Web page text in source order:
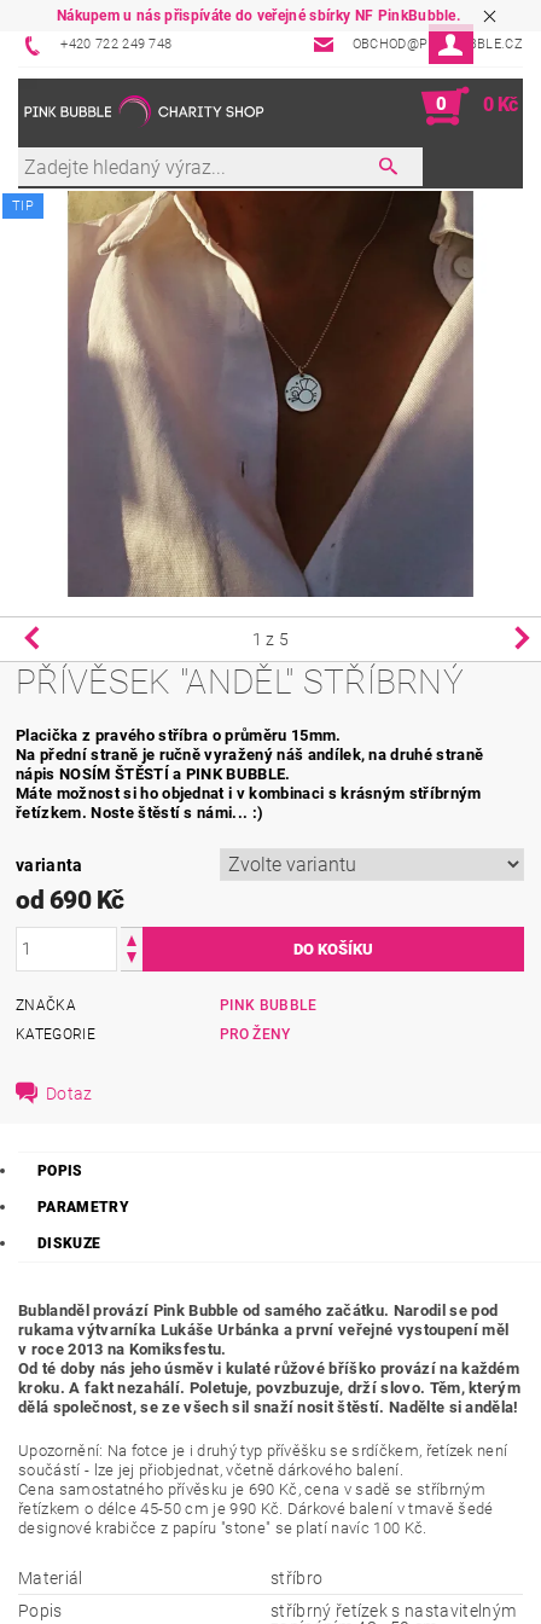
Nákupem u nás přispíváte do veřejné sbírky NF PinkBubble.
+420 722 249 748 OBCHOD@PINKBUBBLE.CZ
0 0 Kč
TIP
1 z 5
PŘÍVĚSEK "ANDĚL" STŘÍBRNÝ
Placička z pravého stříbra o průměru 15mm.
Na přední straně je ručně vyražený náš andílek, na druhé straně
nápis NOSÍM ŠTĚSTÍ a PINK BUBBLE.
Máte možnost si ho objednat i v kombinaci s krásným stříbrným
řetízkem. Noste štěstí s námi... :)
varianta
od 690 Kč
ZNAČKA
PINK BUBBLE
KATEGORIE
PRO ŽENY
Dotaz
POPIS
PARAMETRY
DISKUZE
Bublanděl provází Pink Bubble od samého začátku. Narodil se pod
rukama výtvarníka Lukáše Urbánka a první veřejné vystoupení měl
v roce 2013 na Komiksfestu.
Od té doby nás jeho úsměv i kulaté růžové bříško provází na každém
kroku. A fakt nezahálí. Poletuje, povzbuzuje, drží slovo. Těm, kterým
dělá společnost, se ze všech sil snaží nosit štěstí. Nadělte si anděla!
Upozornění: Na fotce je i druhý typ přívěšku se srdíčkem, řetízek není
součástí - lze jej přiobjednat, včetně dárkového balení.
Cena samostatného přívěsku je 690 Kč, cena v sadě se stříbrným
řetízkem o délce 45-50 cm je 990 Kč. Dárkové balení v tmavě šedé
designové krabičce z papíru "stone" se platí navíc 100 Kč.
Materiál
stříbro
Popis
stříbrný řetízek s nastavitelným